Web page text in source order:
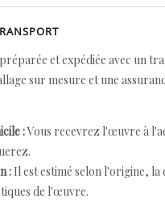
et expédiée avec un
sur mesure et une
:Vous recevrez l'œuvre à
: Il est estimé selon l'origine, la
de l'œuvre.